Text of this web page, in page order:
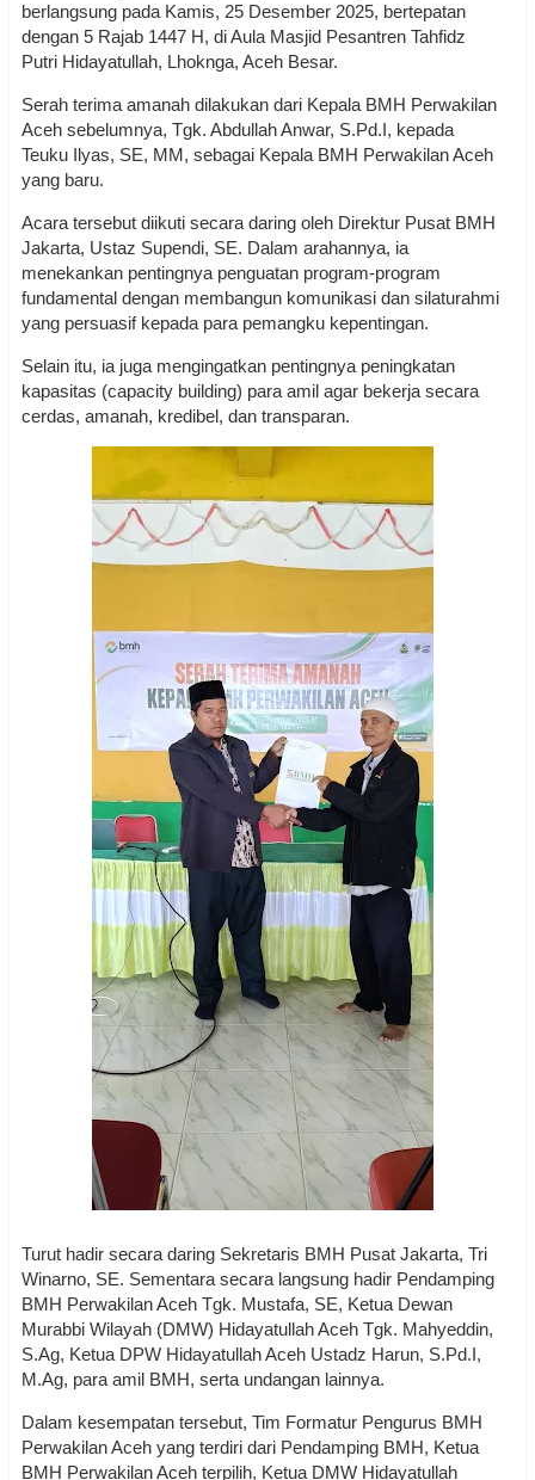
berlangsung pada Kamis, 25 Desember 2025, bertepatan
dengan 5 Rajab 1447 H, di Aula Masjid Pesantren Tahfidz
Putri Hidayatullah, Lhoknga, Aceh Besar.
Serah terima amanah dilakukan dari Kepala BMH Perwakilan
Aceh sebelumnya, Tgk. Abdullah Anwar, S.Pd.I, kepada
Teuku Ilyas, SE, MM, sebagai Kepala BMH Perwakilan Aceh
yang baru.
Acara tersebut diikuti secara daring oleh Direktur Pusat BMH
Jakarta, Ustaz Supendi, SE. Dalam arahannya, ia
menekankan pentingnya penguatan program-program
fundamental dengan membangun komunikasi dan silaturahmi
yang persuasif kepada para pemangku kepentingan.
Selain itu, ia juga mengingatkan pentingnya peningkatan
kapasitas (capacity building) para amil agar bekerja secara
cerdas, amanah, kredibel, dan transparan.
Turut hadir secara daring Sekretaris BMH Pusat Jakarta, Tri
Winarno, SE. Sementara secara langsung hadir Pendamping
BMH Perwakilan Aceh Tgk. Mustafa, SE, Ketua Dewan
Murabbi Wilayah (DMW) Hidayatullah Aceh Tgk. Mahyeddin,
S.Ag, Ketua DPW Hidayatullah Aceh Ustadz Harun, S.Pd.I,
M.Ag, para amil BMH, serta undangan lainnya.
Dalam kesempatan tersebut, Tim Formatur Pengurus BMH
Perwakilan Aceh yang terdiri dari Pendamping BMH, Ketua
BMH Perwakilan Aceh terpilih, Ketua DMW Hidayatullah